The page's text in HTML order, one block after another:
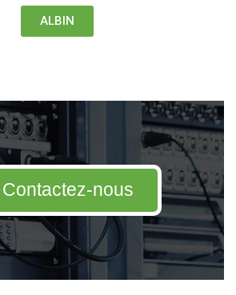
ALBIN
Contactez-nous